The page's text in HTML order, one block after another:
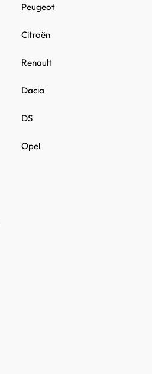
Peugeot
DS
Citroën
Opel
Renault
Dacia